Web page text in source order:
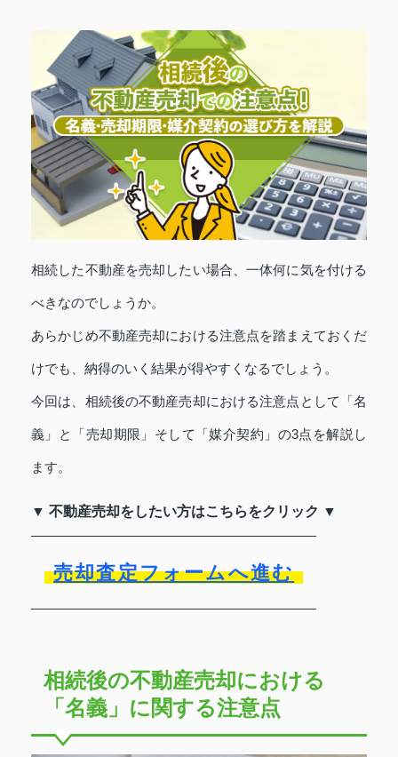
相続した不動産を売却したい場合、一体何に気を付ける
べきなのでしょうか。
あらかじめ不動産売却における注意点を踏まえておくだ
けでも、納得のいく結果が得やすくなるでしょう。
今回は、相続後の不動産売却における注意点として「名
義」と「売却期限」そして「媒介契約」の3点を解説し
ます。
▼ 不動産売却をしたい方はこちらをクリック ▼
売却査定フォームへ進む
相続後の不動産売却における
「名義」に関する注意点